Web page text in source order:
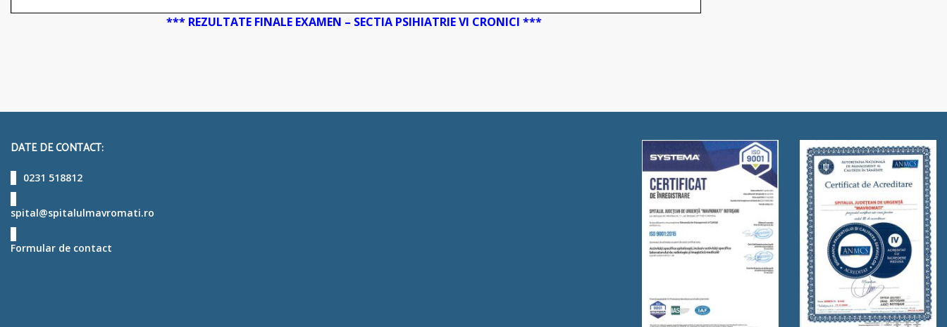
*** REZULTATE FINALE EXAMEN – SECTIA PSIHIATRIE VI CRONICI ***
DATE DE CONTACT:
0231 518812
spital@spitalulmavromati.ro
Formular de contact